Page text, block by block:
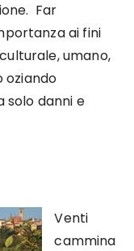
Far
ai fini
umano,
oziando
solo danni e
Venti
cammina